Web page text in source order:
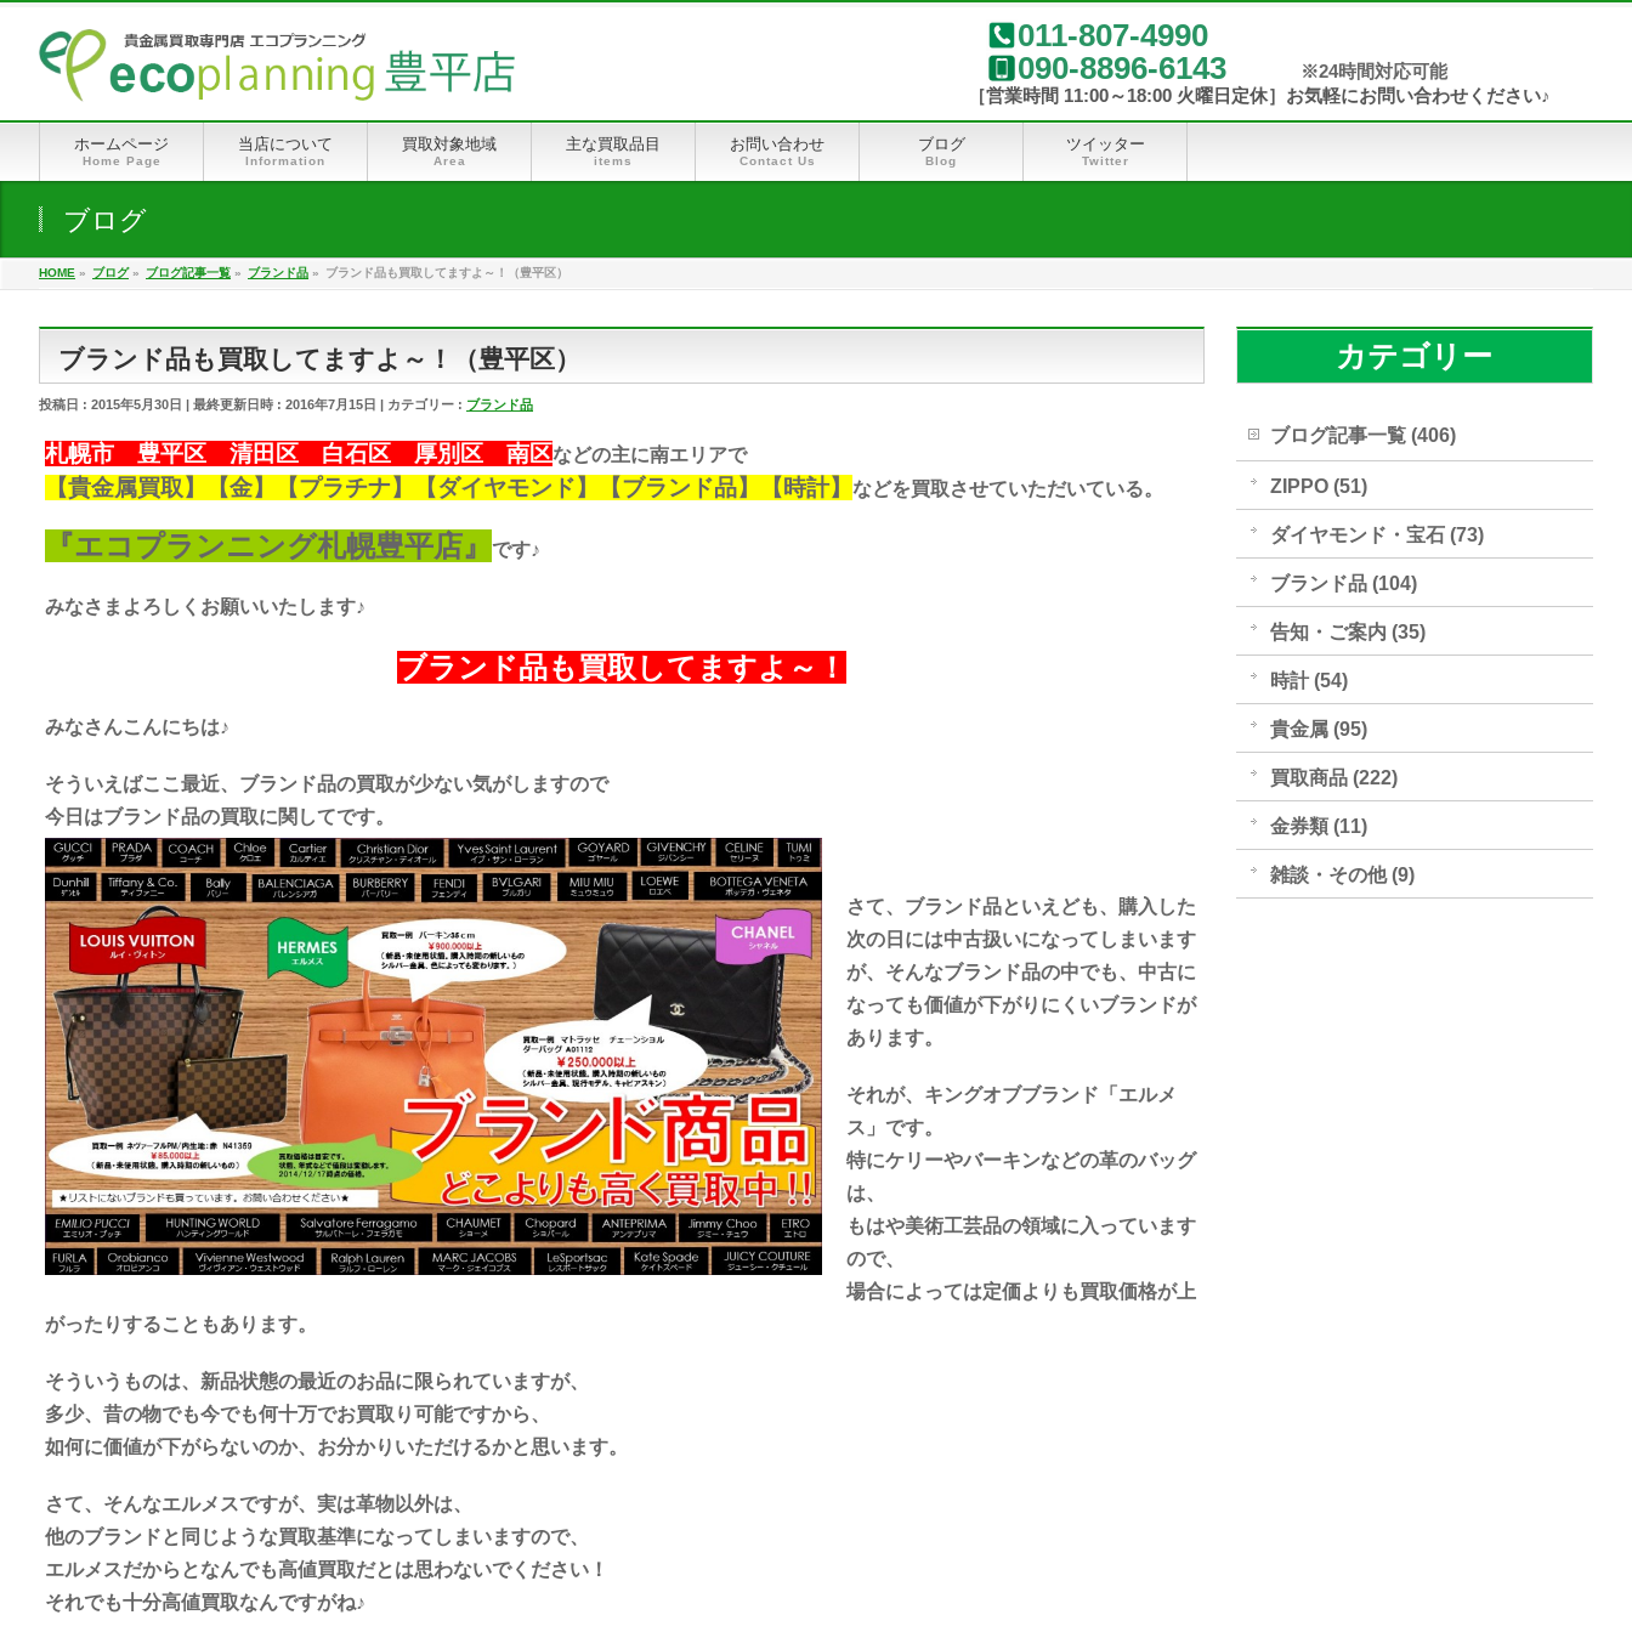
011-807-4990
090-8896-6143
ホームページ
Home Page
当店について
Information
買取対象地域
Area
主な買取品目
items
お問い合わせ
Contact Us
ブログ
Blog
ツイッター
Twitter
ブログ
HOME » ブログ» ブログ記事一覧 » ブランド品 » ブランド品も買取してますよ～！（豊平区）
ブランド品も買取してますよ～！（豊平区）
投稿日 : 2015年5月30日 最終更新日時 : 2016年7月15日 カテゴリー : ブランド品
札幌市 豊平区 清田区 白石区 厚別区 南区などの主に南エリアで
【貴金属買取 】【金】【プラチナ】【ダイヤモンド】【ブランド品】【時計】 などを買取させていただいている。
『エコプランニング札幌豊平店』 です♪
みなさまよろしくお願いいたします♪
ブランド品も買取してますよ～！
みなさんこんにちは♪
そういえばここ最近、ブランド品の買取が少ない気がしますので
今日はブランド品の買取に関してです。
さて、ブランド品といえども、購入した
次の日には中古扱いになってしまいます
が、そんなブランド品の中でも、中古に
なっても価値が下がりにくいブランドが
あります。
それが、キングオブブランド「エルメ
ス」です。
特にケリーやバーキンなどの革のバッグ
は、
もはや美術工芸品の領域に入っています
ので、
場合によっては定価よりも買取価格が上
がったりすることもあります。
そういうものは、新品状態の最近のお品に限られていますが、
多少、昔の物でも今でも何十万でお買取り可能ですから、
如何に価値が下がらないのか、お分かりいただけるかと思います。
さて、そんなエルメスですが、実は革物以外は、
他のブランドと同じような買取基準になってしまいますので、
エルメスだからとなんでも高値買取だとは思わないでください！
それでも十分高値買取なんですがね♪
カテゴリー
ブログ記事一覧 (406)
ZIPPO (51)
ダイヤモンド・宝石 (73)
ブランド品 (104)
告知・ご案内 (35)
時計 (54)
貴金属 (95)
買取商品 (222)
金券類 (11)
雑談・その他 (9)